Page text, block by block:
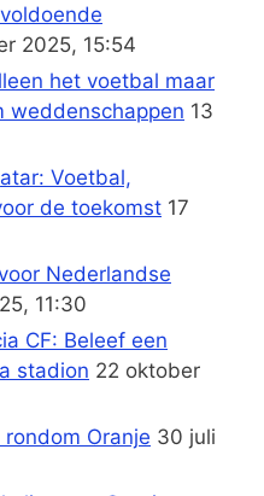
2025, 15:54
het voetbal maar
weddenschappen 13
Voetbal,
de toekomst 17
Nederlandse
11:30
CF: Beleef een
stadion 22 oktober
Oranje 30 juli